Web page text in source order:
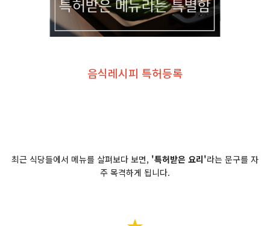
음식레시피 특허등록
최근 식당들에서 메뉴를 살펴보다 보면, '특허받은 요리'라는 문구를 자
주 목격하게 됩니다.